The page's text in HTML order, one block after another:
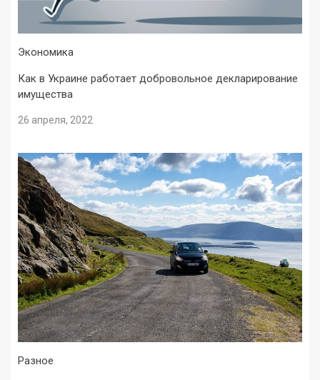
Экономика
Как в Украине работает добровольное декларирование
имущества
26 апреля, 2022
Разное